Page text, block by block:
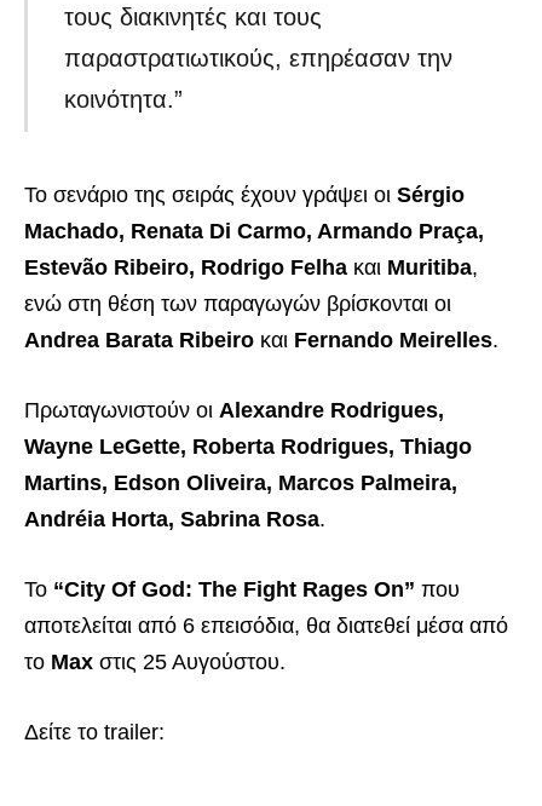
τους διακινητές και τους
παραστρατιωτικούς, επηρέασαν την
κοινότητα.”
Το σενάριο της σειράς έχουν γράψει οι Sérgio
Machado, Renata Di Carmo, Armando Praça,
Estevão Ribeiro, Rodrigo Felha και Muritiba,
ενώ στη θέση των παραγωγών βρίσκονται οι
Andrea Barata Ribeiro και Fernando Meirelles.
Πρωταγωνιστούν οι Alexandre Rodrigues,
Wayne LeGette, Roberta Rodrigues, Thiago
Martins, Edson Oliveira, Marcos Palmeira,
Andréia Horta, Sabrina Rosa.
Το “City Of God: The Fight Rages On” που
αποτελείται από 6 επεισόδια, θα διατεθεί μέσα από
το Max στις 25 Αυγούστου.
Δείτε το trailer: